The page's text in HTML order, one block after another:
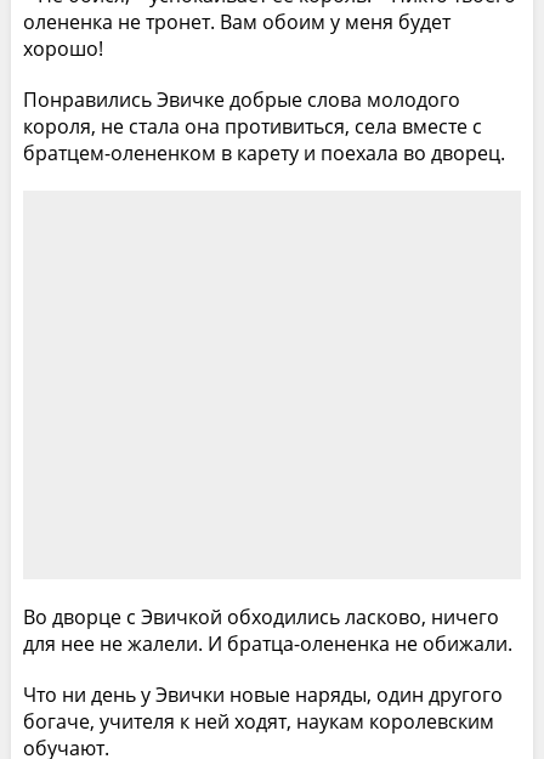
олененка не тронет. Вам обоим у меня будет
хорошо!
Понравились Эвичке добрые слова молодого
короля, не стала она противиться, села вместе с
братцем-олененком в карету и поехала во дворец.
Во дворце с Эвичкой обходились ласково, ничего
для нее не жалели. И братца-олененка не обижали.
Что ни день у Эвички новые наряды, один другого
богаче, учителя к ней ходят, наукам королевским
обучают.